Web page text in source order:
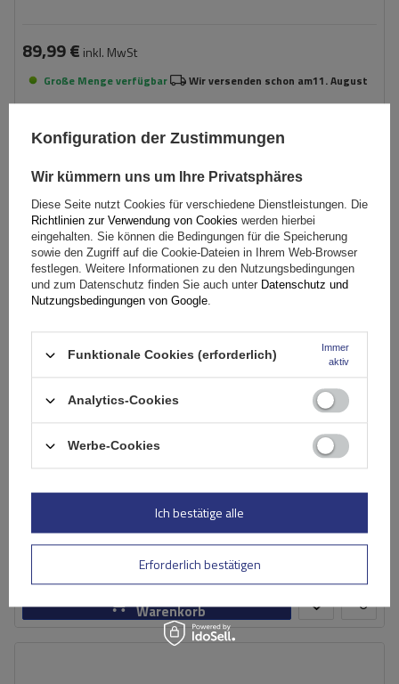
89,99 € inkl. MwSt
Große Menge verfügbar Wir versenden schon am11. August
Warenkorb
Mont Blanc AMC 5002-S46 Stahldachträger
137,29 €inkl. MwSt
Große Menge verfügbar Wir versenden schon am
Warenkorb
Konfiguration der Zustimmungen
Wir kümmern uns um Ihre Privatsphäres
Diese Seite nutzt Cookies für verschiedene Dienstleistungen. Die
Richtlinien zur Verwendung von Cookies werden hierbei
eingehalten. Sie können die Bedingungen für die Speicherung
sowie den Zugriff auf die Cookie-Dateien in Ihrem Web-Browser
festlegen. Weitere Informationen zu den Nutzungsbedingungen
und zum Datenschutz finden Sie auch unter Datenschutz und
Nutzungsbedingungen von Google.
Funktionale Cookies (erforderlich)
Immer
aktiv
Analytics-Cookies
Werbe-Cookies
Erforderlich bestätigen
Ich bestätige alle